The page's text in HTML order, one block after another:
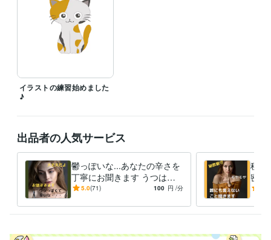
いまは、教育者として子どもたちに全力を注いでいます。
日々ココナラの皆さんからいただいた学びを子どもたちに活かしている
と気付かされています。ココナラで活動していてよかったと感謝してい
士業・専門職 / 行政書士 経験年数 : 12年
ライフスタイル・その他 / カウンセラー・コーチ
受賞歴
成人した発達障害の方の法的サポート
資格・検定
行政書士 取得年 : 2008年
日商簿記検定2級 取得年 : 2009年
小学校教諭免許 取得年 : 2024年
Google スプレッドシート:10年Google スライド:10年
イラストの練習始めました
♪
出品者の人気サービス
鬱っぽいな...あなたの辛さを
丁寧にお聞きます うつはあ
なたが頑張った証、次は自分
5.0(71) 100 円 /分
秘密
密や
★受
心★